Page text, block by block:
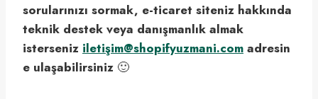
sorularınızı sormak, e-ticaret siteniz hakkında
teknik destek veya danışmanlık almak
isterseniz iletişim@shopifyuzmani.com adresin
e ulaşabilirsiniz 🙂